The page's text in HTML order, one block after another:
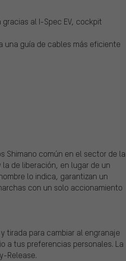
al I-Spec EV, cockpit
una guía de cables más eficiente
Shimano común en el sector de la
de liberación, en lugar de un
lo indica, garantizan un
con un solo accionamiento
tirada para cambiar al engranaje
a tus preferencias personales. La
Release.